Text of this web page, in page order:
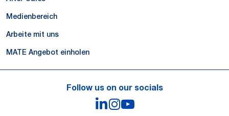
Medienbereich
Arbeite mit uns
MATE Angebot einholen
Follow us on our socials
LinkedIn
Instagram